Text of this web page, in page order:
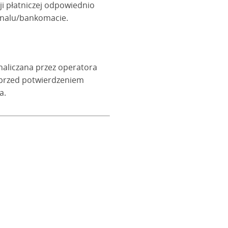
płatniczej odpowiednio
bankomacie.
przez operatora
potwierdzeniem